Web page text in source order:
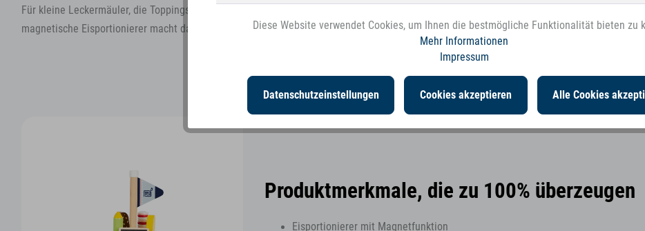
Für kleine Leckermäuler, die Toppings lieben, gibt es eine Extra-Sahnehaube/Softeis und die einsteckbare Herzchenwaffel! Der
magnetische Eisportionierer macht das realistische Rollenspiel perfekt! Inkl. Tafelschild zum Beschriften.
Produktmerkmale, die zu 100% überzeugen
Eisportionierer mit Magnetfunktion
Diese Website verwendet Cookies, um Ihnen die bestmögliche Funktionalität bieten zu
Mehr Informationen
Impressum
Datenschutzeinstellungen Cookies akzeptieren Alle Cookies